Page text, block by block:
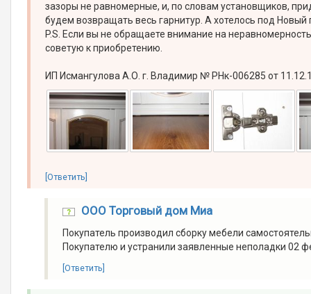
зазоры не равномерные, и, по словам установщиков,
будем возвращать весь гарнитур. А хотелось под Новый
P.S. Если вы не обращаете внимание на
советую к приобретению.
ИП Исмангулова А.О. г. Владимир № РНк-006285 от
[Ответить]
ООО Торговый дом Миа
Покупатель производил сборку мебели
Покупателю и устранили заявленные неполадки 02
[Ответить]